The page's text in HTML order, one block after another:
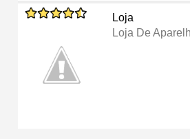
Loja
Loja De